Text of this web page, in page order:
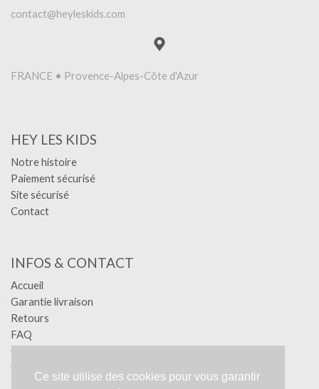
contact@heyleskids.com
FRANCE • Provence-Alpes-Côte d'Azur
HEY LES KIDS
Notre histoire
Paiement sécurisé
Site sécurisé
Contact
INFOS & CONTACT
Accueil
Garantie livraison
Retours
FAQ
Confidentialité
Conditions générales
Mentions légales
Ce site utilise des cookies pour vous garantir